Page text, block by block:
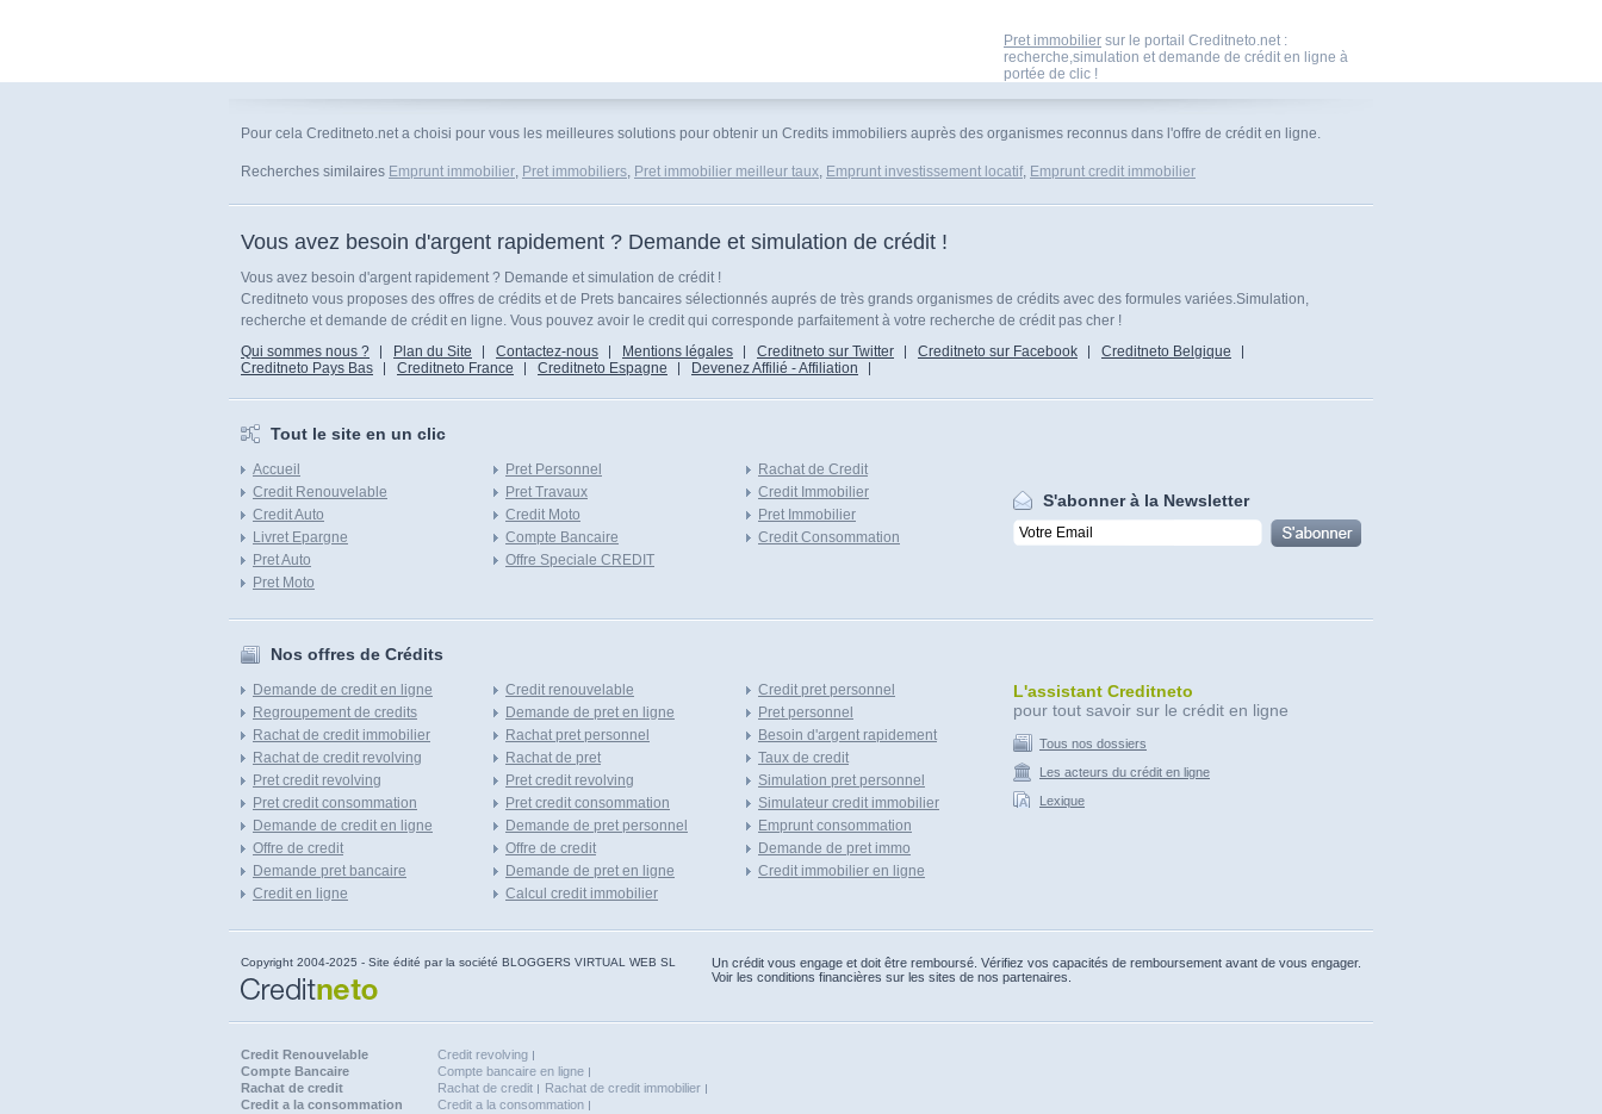
Pret immobilier sur le portail Creditneto.net :
recherche,simulation et demande de crédit en ligne à
portée de clic !
Pour cela Creditneto.net a choisi pour vous les meilleures solutions pour obtenir un Credits immobiliers auprès des organismes reconnus dans l'offre de crédit en ligne.
Recherches similaires Emprunt immobilier, Pret immobiliers, Pret immobilier meilleur taux, Emprunt investissement locatif, Emprunt credit immobilier
Vous avez besoin d'argent rapidement ? Demande et simulation de crédit !
Vous avez besoin d'argent rapidement ? Demande et simulation de crédit !
Creditneto vous proposes des offres de crédits et de Prets bancaires sélectionnés auprés de très grands organismes de crédits avec des formules variées.Simulation,
recherche et demande de crédit en ligne. Vous pouvez avoir le credit qui corresponde parfaitement à votre recherche de crédit pas cher !
Qui sommes nous ?
Plan du Site Contactez-nous Mentions légales Creditneto sur Twitter Creditneto sur Facebook
Creditneto Belgique
Creditneto Pays Bas
Creditneto France Creditneto Espagne Devenez Affilié - Affiliation
Tout le site en un clic
Accueil
Credit Renouvelable
Credit Auto
Livret Epargne
Pret Auto
Pret Moto
Pret Personnel
Pret Travaux
Credit Moto
Compte Bancaire
Offre Speciale CREDIT
Rachat de Credit
Credit Immobilier
Pret Immobilier
Credit Consommation
S'abonner à la Newsletter
Nos offres de Crédits
Demande de credit en ligne
Regroupement de credits
Rachat de credit immobilier
Rachat de credit revolving
Pret credit revolving
Pret credit consommation
Demande de credit en ligne
Offre de credit
Demande pret bancaire
Credit en ligne
Credit renouvelable
Demande de pret en ligne
Rachat pret personnel
Rachat de pret
Pret credit revolving
Pret credit consommation
Demande de pret personnel
Offre de credit
Demande de pret en ligne
Calcul credit immobilier
Credit pret personnel
Pret personnel
Besoin d'argent rapidement
Taux de credit
Simulation pret personnel
Simulateur credit immobilier
Emprunt consommation
Demande de pret immo
Credit immobilier en ligne
L'assistant Creditneto
pour tout savoir sur le crédit en ligne
Tous nos dossiers
Les acteurs du crédit en ligne
Lexique
Copyright 2004-2025 - Site édité par la société BLOGGERS VIRTUAL WEB SL
Un crédit vous engage et doit être remboursé. Vérifiez vos capacités de remboursement avant de vous engager.
Voir les conditions financières sur les sites de nos partenaires.
Credit Renouvelable
Credit revolving
Compte Bancaire
Compte bancaire en ligne
Rachat de credit
Rachat de credit
Rachat de credit immobilier
Credit a la consommation
Credit a la consommation